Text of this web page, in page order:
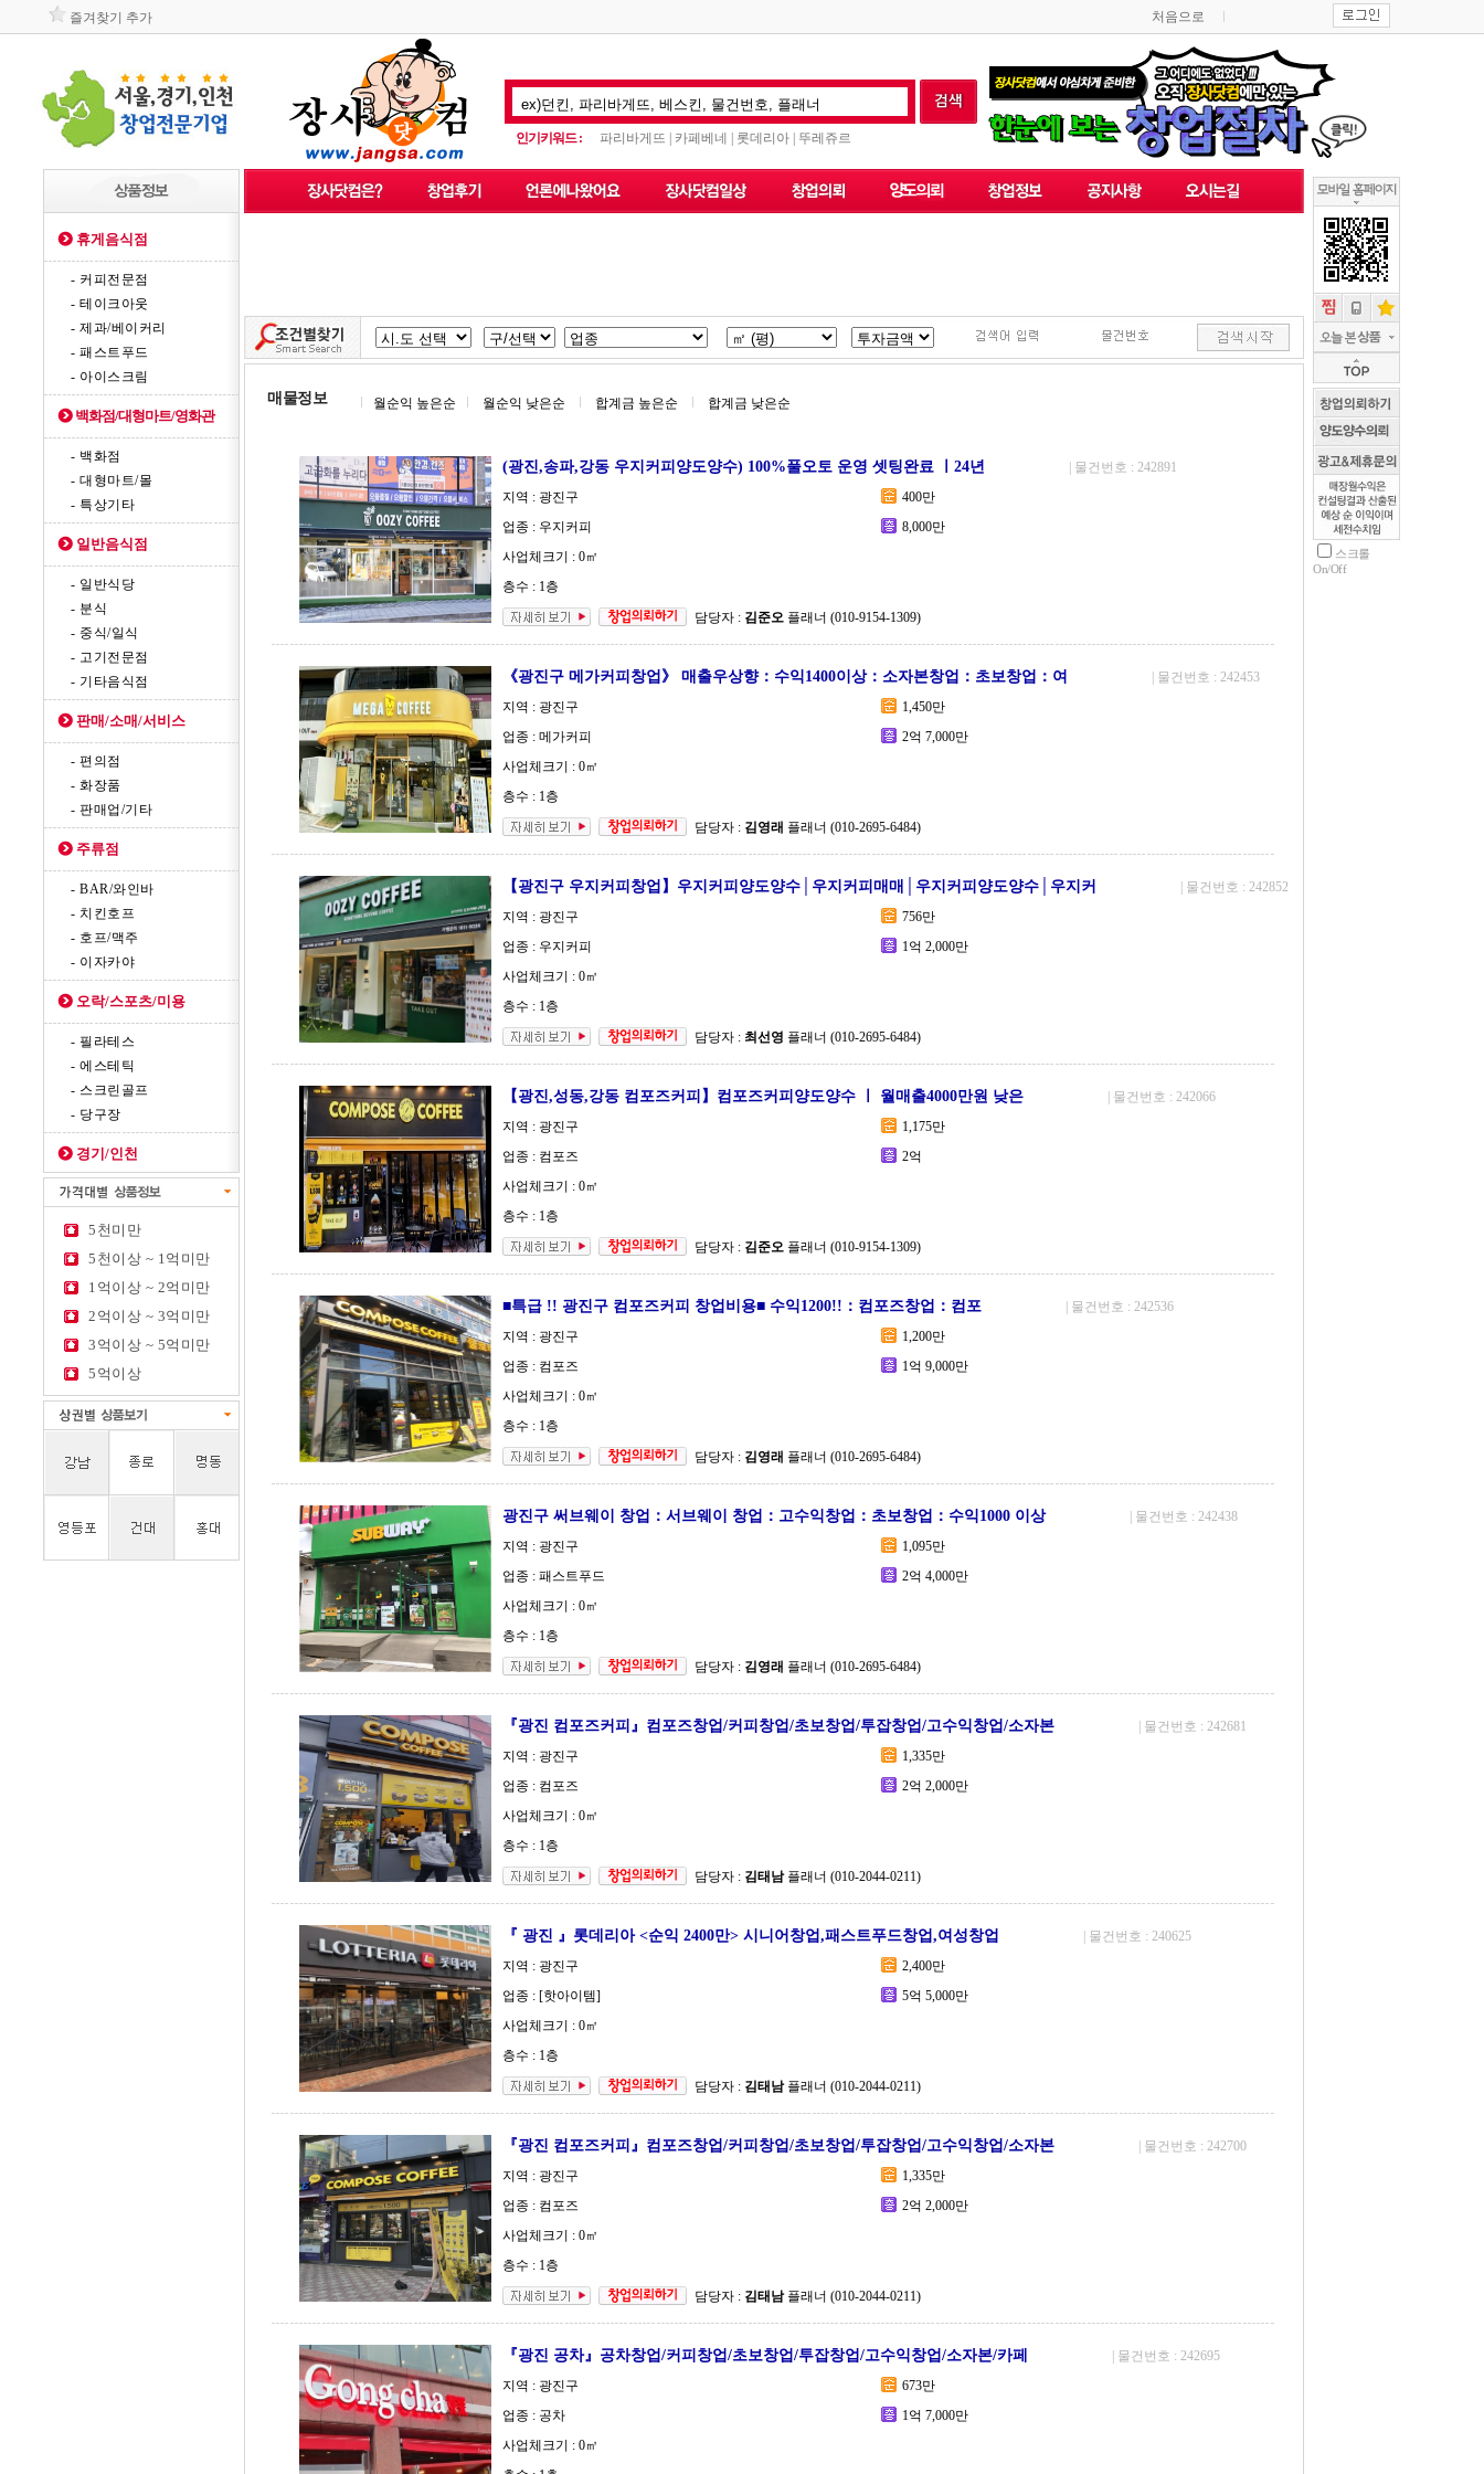
즐겨찾기 추가 처음으로
인기키워드 : 파리바게뜨 | 카페베네 | 롯데리아 | 뚜레쥬르
휴게음식점
- 커피전문점
- 테이크아웃
- 제과/베이커리
- 패스트푸드
- 아이스크림
백화점/대형마트/영화관
- 백화점
- 대형마트/몰
- 특상기타
일반음식점
- 일반식당
- 분식
- 중식/일식
- 고기전문점
- 기타음식점
판매/소매/서비스
- 편의점
- 화장품
- 판매업/기타
주류점
- BAR/와인바
- 치킨호프
- 호프/맥주
- 이자카야
오락/스포츠/미용
- 필라테스
- 에스테틱
- 스크린골프
- 당구장
경기/인천
5천미만
5천이상 ~ 1억미만
1억이상 ~ 2억미만
2억이상 ~ 3억미만
3억이상 ~ 5억미만
5억이상
매물정보 월순익 높은순 월순익 낮은순 합계금 높은순 합계금 낮은순
(광진,송파,강동 우지커피양도양수) 100%풀오토 운영 셋팅완료 ㅣ24년
| 물건번호 : 242891
지역 : 광진구
400만
업종 : 우지커피
8,000만
사업체크기 : 0㎡
층수 : 1층
담당자 : 김준오 플래너 (010-9154-1309)
《광진구 메가커피창업》 매출우상향：수익1400이상：소자본창업：초보창업：여
| 물건번호 : 242453
지역 : 광진구
1,450만
업종 : 메가커피
2억 7,000만
사업체크기 : 0㎡
층수 : 1층
담당자 : 김영래 플래너 (010-2695-6484)
【광진구 우지커피창업】우지커피양도양수│우지커피매매│우지커피양도양수│우지커
| 물건번호 : 242852
지역 : 광진구
756만
업종 : 우지커피
1억 2,000만
사업체크기 : 0㎡
층수 : 1층
담당자 : 최선영 플래너 (010-2695-6484)
【광진,성동,강동 컴포즈커피】컴포즈커피양도양수 ㅣ 월매출4000만원 낮은
| 물건번호 : 242066
지역 : 광진구
1,175만
업종 : 컴포즈
2억
사업체크기 : 0㎡
층수 : 1층
담당자 : 김준오 플래너 (010-9154-1309)
■특급 !! 광진구 컴포즈커피 창업비용■ 수익1200!!：컴포즈창업：컴포
| 물건번호 : 242536
지역 : 광진구
1,200만
업종 : 컴포즈
1억 9,000만
사업체크기 : 0㎡
층수 : 1층
담당자 : 김영래 플래너 (010-2695-6484)
광진구 써브웨이 창업：서브웨이 창업：고수익창업：초보창업：수익1000 이상
| 물건번호 : 242438
지역 : 광진구
1,095만
업종 : 패스트푸드
2억 4,000만
사업체크기 : 0㎡
층수 : 1층
담당자 : 김영래 플래너 (010-2695-6484)
『광진 컴포즈커피』컴포즈창업/커피창업/초보창업/투잡창업/고수익창업/소자본
| 물건번호 : 242681
지역 : 광진구
1,335만
업종 : 컴포즈
2억 2,000만
사업체크기 : 0㎡
층수 : 1층
담당자 : 김태남 플래너 (010-2044-0211)
『 광진 』롯데리아 <순익 2400만> 시니어창업,패스트푸드창업,여성창업
| 물건번호 : 240625
지역 : 광진구
2,400만
업종 : [핫아이템]
5억 5,000만
사업체크기 : 0㎡
층수 : 1층
담당자 : 김태남 플래너 (010-2044-0211)
『광진 컴포즈커피』컴포즈창업/커피창업/초보창업/투잡창업/고수익창업/소자본
| 물건번호 : 242700
지역 : 광진구
1,335만
업종 : 컴포즈
2억 2,000만
사업체크기 : 0㎡
층수 : 1층
담당자 : 김태남 플래너 (010-2044-0211)
『광진 공차』공차창업/커피창업/초보창업/투잡창업/고수익창업/소자본/카페
| 물건번호 : 242695
지역 : 광진구
673만
업종 : 공차
1억 7,000만
사업체크기 : 0㎡
스크롤
On/Off